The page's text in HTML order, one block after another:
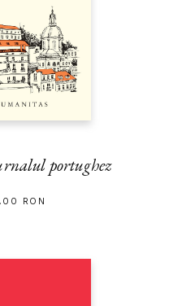
portughez
RON